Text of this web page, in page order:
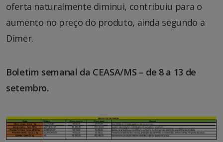
oferta naturalmente diminui, contribuiu para o
aumento no preço do produto, ainda segundo a
Dimer.
Boletim semanal da CEASA/MS – de 8 a 13 de
setembro.